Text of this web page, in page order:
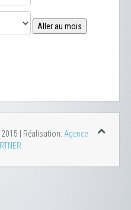
Aller au mois
| Réalisation: Agence